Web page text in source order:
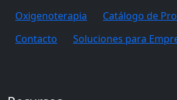
Oxigenoterapia
Catálogo de
Contacto
Soluciones para